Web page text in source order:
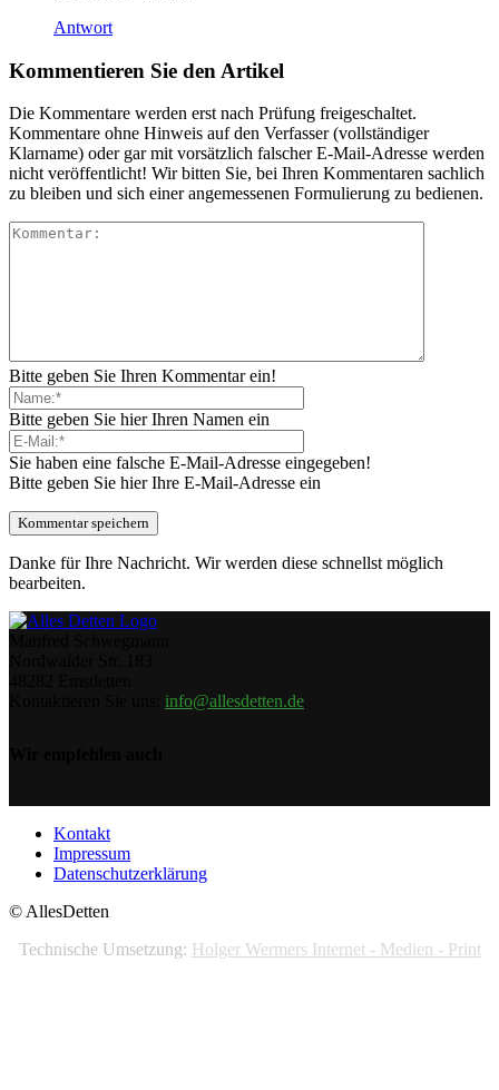
Antwort
Kommentieren Sie den Artikel
Die Kommentare werden erst nach Prüfung freigeschaltet.
Kommentare ohne Hinweis auf den Verfasser (vollständiger
Klarname) oder gar mit vorsätzlich falscher E-Mail-Adresse werden
nicht veröffentlicht! Wir bitten Sie, bei Ihren Kommentaren sachlich
zu bleiben und sich einer angemessenen Formulierung zu bedienen.
Bitte geben Sie Ihren Kommentar ein!
Bitte geben Sie hier Ihren Namen ein
Sie haben eine falsche E-Mail-Adresse eingegeben!
Bitte geben Sie hier Ihre E-Mail-Adresse ein
Danke für Ihre Nachricht. Wir werden diese schnellst möglich
bearbeiten.
info@allesdetten.de
Kontakt
Impressum
Datenschutzerklärung
© AllesDetten
Technische Umsetzung: Holger Wermers Internet - Medien - Print